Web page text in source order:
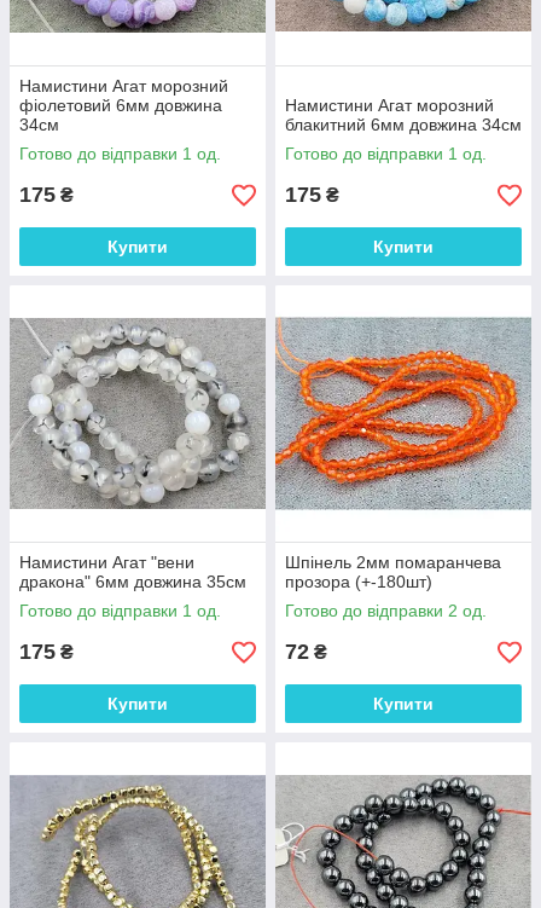
Намистини Агат морозний
фіолетовий 6мм довжина
34см
Готово до відправки 1 од.
175 ₴
Купити
Намистини Агат морозний
блакитний 6мм довжина 34см
Готово до відправки 1 од.
175 ₴
Купити
Намистини Агат "вени
дракона" 6мм довжина 35см
Готово до відправки 1 од.
175 ₴
Купити
Шпінель 2мм помаранчева
прозора (+-180шт)
Готово до відправки 2 од.
72 ₴
Купити